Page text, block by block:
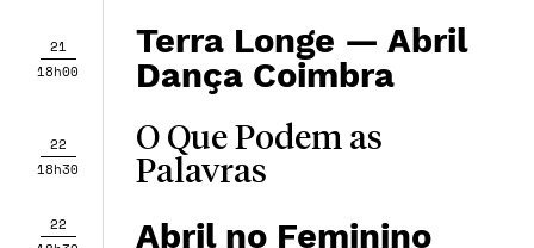
21
18h00
Terra Longe — Abril
Dança Coimbra
22
18h30
O Que Podem as
Palavras
22
Abril no Feminino